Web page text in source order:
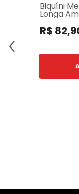
Biquíni
Longa
R$